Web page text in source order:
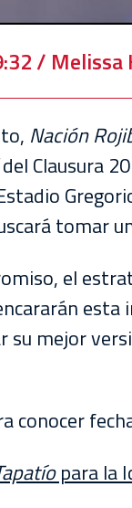
/ Melissa
Nación
Clausura
tomar
el
su mejor
conocer
para la